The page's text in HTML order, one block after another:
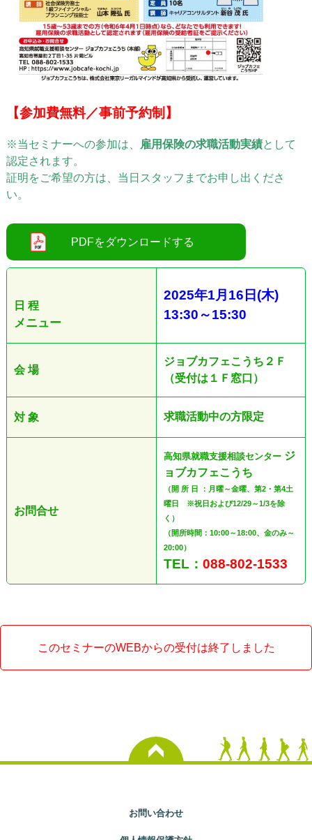
【参加費無料／事前予約制】
※当セミナーへの参加は、 雇用保険の求職活動実績として
認定されます。
証明をご希望の方は、当日スタッフまでお申し出くださ
い。
日 程
メニュー
2025年1月16日 (木)
13:30 ～15:30
会 場
ジョブカフェこうち２Ｆ
（受付は１Ｆ窓口）
対 象 求職活動中の方限定
お問合せ
高知県就職支援相談センター ジ
ョブカフェこうち
（開 所 日 ：月曜～金曜、第2・第4土
曜日 ※祝日および12/29～1/3を除
く）
（開所時間：10:00～18:00、金のみ～
20:00）
TEL： 088-802-1533
このセミナーのWEBからの受付は終了しました
お問い合わせ